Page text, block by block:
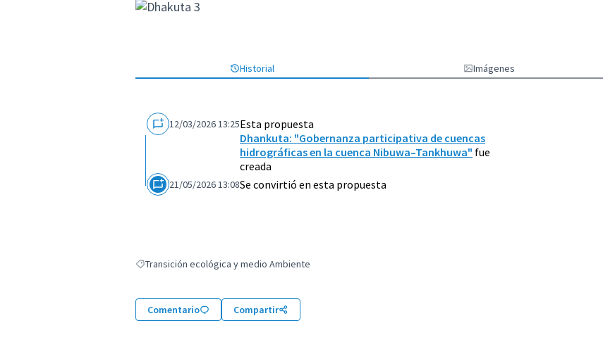
Historial Imágenes
12/03/2026 13:25Esta propuesta
Dhankuta: "Gobernanza participativa de cuencas
hidrográficas en la cuenca Nibuwa–Tankhuwa" fue
creada
21/05/2026 13:08Se convirtió en esta propuesta
Resultados al filtrar por: Transición ecológica y medio Ambiente
Transición ecológica y medio Ambiente
Comentario Compartir